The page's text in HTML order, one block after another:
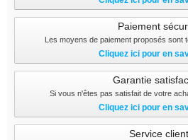
Paiement
Les moyens de paiement proposés sont
Cliquez ici pour en
Garantie
Si vous n'êtes pas satisfait de votre
Cliquez ici pour en
Service client